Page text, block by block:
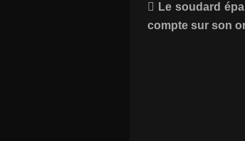
 Le soudard
compte sur son